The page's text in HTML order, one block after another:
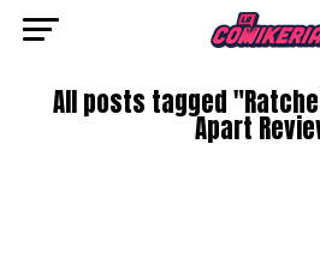
All posts tagged
Apart